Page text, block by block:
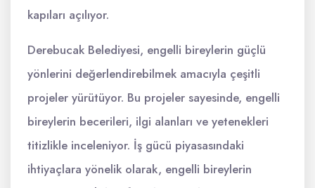
kapıları açılıyor.
Derebucak Belediyesi, engelli bireylerin güçlü
yönlerini değerlendirebilmek amacıyla çeşitli
projeler yürütüyor. Bu projeler sayesinde, engelli
bireylerin becerileri, ilgi alanları ve yetenekleri
titizlikle inceleniyor. İş gücü piyasasındaki
ihtiyaçlara yönelik olarak, engelli bireylerin